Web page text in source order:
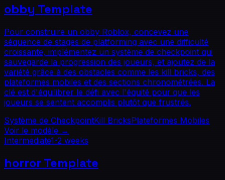
obby Template
Pour construire un obby Roblox, concevez une
séquence de stages de platforming avec une difficulté
croissante, implémentez un système de checkpoint qui
sauvegarde la progression des joueurs, et ajoutez de la
variété grâce à des obstacles comme les kill bricks, des
plateformes mobiles et des sections chronométrées. La
clé est d'équilibrer le défi avec l'équité pour que les
joueurs se sentent accomplis plutôt que frustrés.
Système de CheckpointKill BricksPlateformes Mobiles
Voir le modèle →
Intermediate1-2 weeks
horror Template